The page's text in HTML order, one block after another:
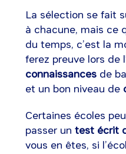
La sélection se fait
à chacune, mais ce
du temps, c’est la
ferez preuve lors de
connaissancesde
et un bon niveau de
Certaines écoles
passer un test écrit
vous en êtes, si